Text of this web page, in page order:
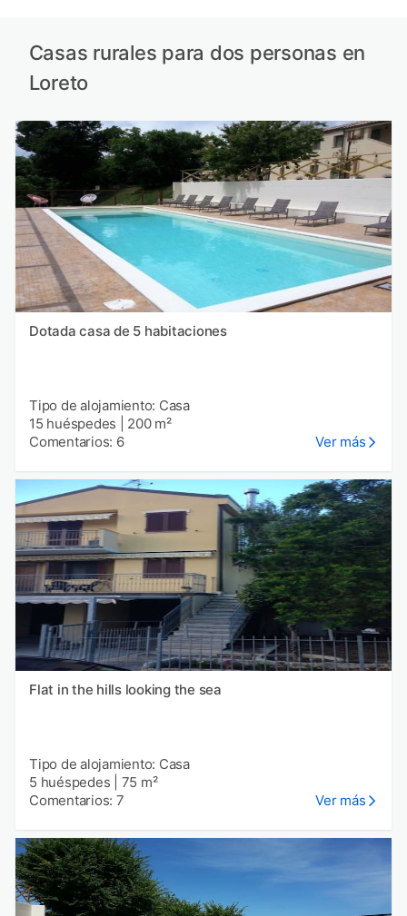
Casas rurales para dos personas en
Loreto
Dotada casa de 5 habitaciones
Tipo de alojamiento: Casa
15 huéspedes
200 m²
Comentarios: 6
Ver más
Flat in the hills looking the sea
Tipo de alojamiento: Casa
5 huéspedes
75 m²
Comentarios: 7
Ver más